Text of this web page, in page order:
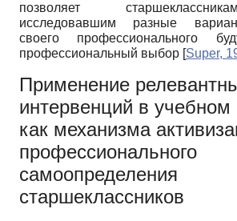
позволяет
исследовавшим разные
своего профессионального
профессиональный выбор [Super,
Применение
интервенций в учебном
как механизма
профессионального
самоопределения
старшеклассников